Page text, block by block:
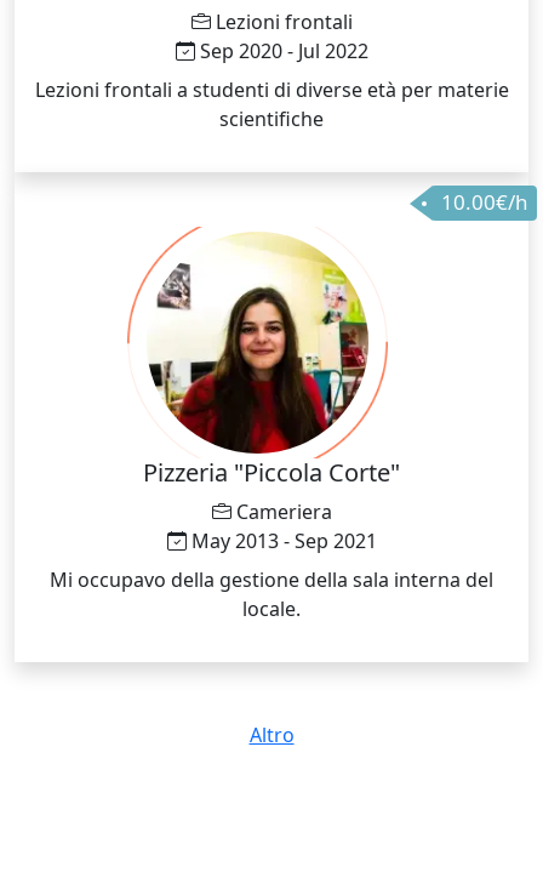
Lezioni frontali
Sep 2020 - Jul 2022
Lezioni frontali a studenti di diverse età per materie
scientifiche
10.00€/h
Pizzeria "Piccola Corte"
Cameriera
May 2013 - Sep 2021
Mi occupavo della gestione della sala interna del
locale.
Altro